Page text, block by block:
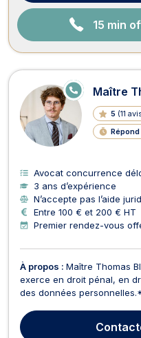
15 min
Maître
5 (11
E
N
N
E
Avocat concurrence
3 ans d’expérience
N’accepte pas l’aide
Entre 100 € et 200 € HT
Premier rendez-vous
À propos : Maître Thomas
exerce en droit pénal, en
des données
procédure, que vous soyez
assiste lors de votre garde